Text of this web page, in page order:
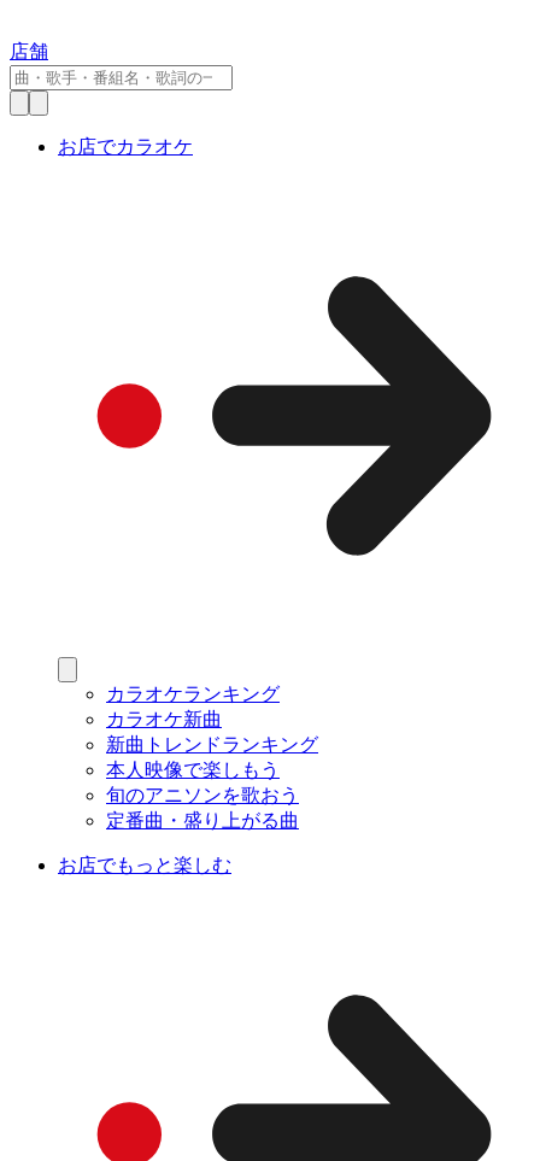
店舗
お店でカラオケ
カラオケランキング
カラオケ新曲
新曲トレンドランキング
本人映像で楽しもう
旬のアニソンを歌おう
定番曲・盛り上がる曲
お店でもっと楽しむ